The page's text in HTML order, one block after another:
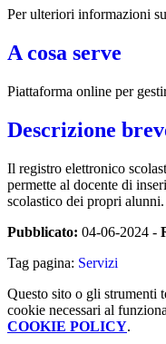
Per ulteriori informazioni
A cosa serve
Piattaforma online per
Descrizione
Il registro elettronico
permette al docente di
scolastico dei propri alunni.
Pubblicato: 04-06-2024 -
Tag pagina: Servizi
Questo sito o gli strumenti
cookie necessari al
COOKIE POLICY.